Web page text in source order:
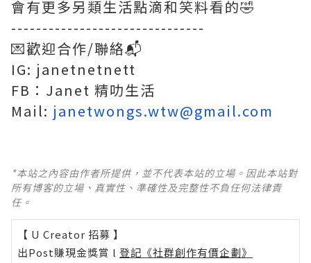
會有更多另類生活點滴和笑料看的🤣
-------------------------------
💌歡迎合作/聯絡📬
IG: janetnetnett
FB： Janet 精叻生活
Mail: janetwongs.wtw@gmail.com
*本站之內容由作者所提供，並不代表本站的立場。因此本站對
所有博客的立場、真實性、準確性及完整性不負任何法律責
任。
【 U Creator 招募 】
出Post賺現金獎賞 l 登記《社群創作有價企劃》